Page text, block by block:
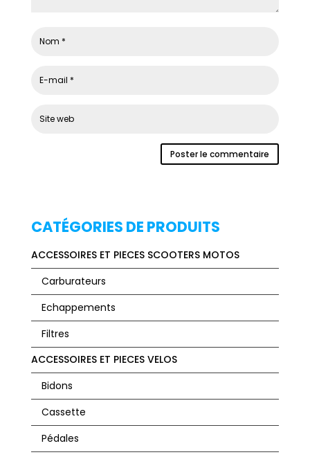
CATÉGORIES DE PRODUITS
ACCESSOIRES ET PIECES SCOOTERS MOTOS
Carburateurs
Echappements
Filtres
ACCESSOIRES ET PIECES VELOS
Bidons
Cassette
Pédales